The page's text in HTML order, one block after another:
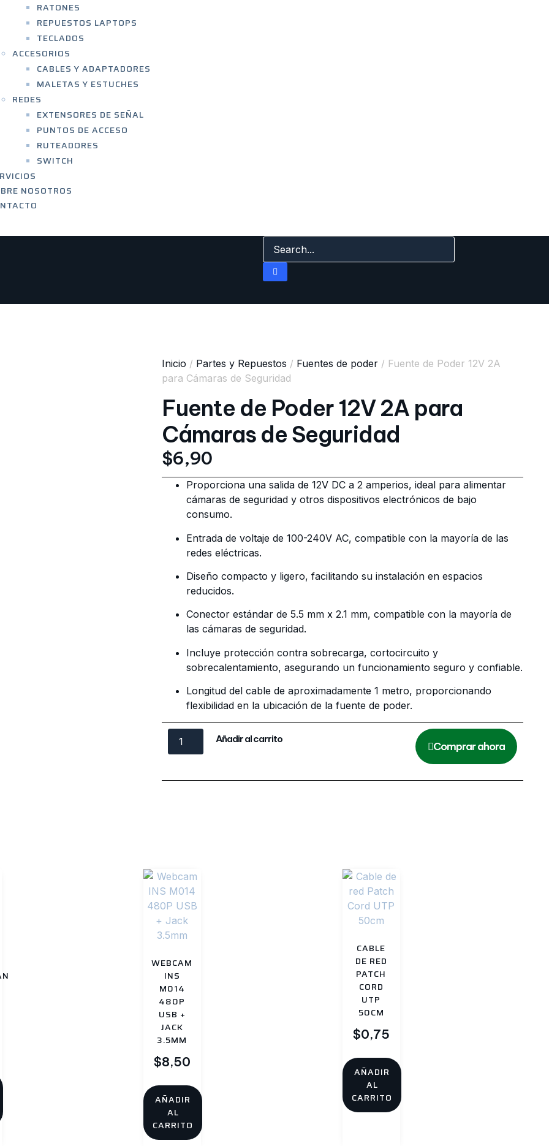
RATONES
REPUESTOS LAPTOPS
TECLADOS
ACCESORIOS
CABLES Y ADAPTADORES
MALETAS Y ESTUCHES
REDES
EXTENSORES DE SEÑAL
PUNTOS DE ACCESO
RUTEADORES
SWITCH
NOSOTROS
Inicio / Partes y Repuestos / Fuentes de poder / Fuente de Poder 12V 2A
para Cámaras de Seguridad
Fuente de Poder 12V 2A para
Cámaras de Seguridad
$6,90
Proporciona una salida de 12V DC a 2 amperios, ideal para alimentar
cámaras de seguridad y otros dispositivos electrónicos de bajo
consumo.
Entrada de voltaje de 100-240V AC, compatible con la mayoría de las
redes eléctricas.
Diseño compacto y ligero, facilitando su instalación en espacios
reducidos.
Conector estándar de 5.5 mm x 2.1 mm, compatible con la mayoría de
las cámaras de seguridad.
Incluye protección contra sobrecarga, cortocircuito y
sobrecalentamiento, asegurando un funcionamiento seguro y confiable.
Longitud del cable de aproximadamente 1 metro, proporcionando
flexibilidad en la ubicación de la fuente de poder.
Añadir al carrito
Comprar ahora
WEBCAM
INS
M014
480P
USB +
JACK
3.5MM
$8,50
AÑADIR
AL
CARRITO
CABLE
DE RED
PATCH
CORD
UTP
50CM
$0,75
AÑADIR
AL
CARRITO